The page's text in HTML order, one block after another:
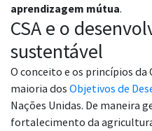
aprendizagem mútua.
CSA e o
sustentável
O conceito e os princípios da
maioria dos Objetivos de
Nações Unidas. De maneira
fortalecimento da